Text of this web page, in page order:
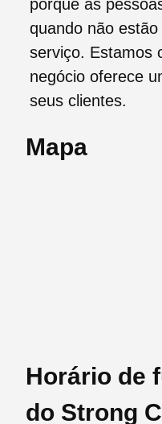
porque as
quando não
serviço. Estamos
negócio oferece
seus clientes.
Mapa
Horário de
do Strong